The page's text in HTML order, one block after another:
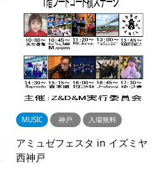
MUSIC 神戸 入場無料
アミュゼフェスタ in イズミヤ
西神戸